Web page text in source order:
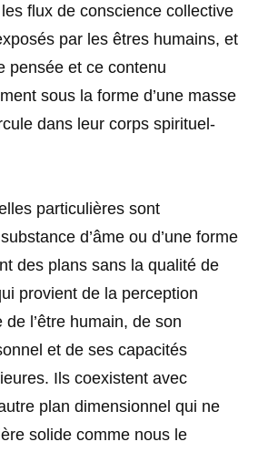
flux de conscience collective
par les êtres humains, et
pensée et ce contenu
sous la forme d’une masse
dans leur corps spirituel-
particulières sont
d’âme ou d’une forme
des plans sans la qualité de
provient de la perception
l’être humain, de son
et de ses capacités
Ils coexistent avec
plan dimensionnel qui ne
solide comme nous le